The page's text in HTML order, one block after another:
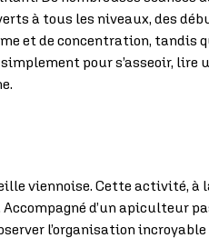
à tous les niveaux, des
et de concentration, tandis
pour s’asseoir,
viennoise. Cette activité,
d’un apiculteur
l’organisation